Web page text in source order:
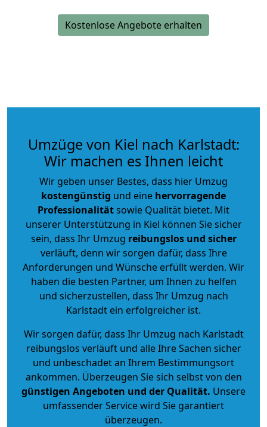
Kostenlose Angebote erhalten
Umzüge von Kiel nach Karlstadt:
Wir machen es Ihnen leicht
Wir geben unser Bestes, dass hier Umzug
kostengünstig und eine hervorragende
Professionalitätsowie Qualität bietet. Mit
unserer Unterstützung in Kiel können Sie sicher
sein, dass Ihr Umzug reibungslos und sicher
verläuft, denn wir sorgen dafür, dass Ihre
Anforderungen und Wünsche erfüllt werden. Wir
haben die besten Partner, um Ihnen zu helfen
und sicherzustellen, dass Ihr Umzug nach
Karlstadt ein erfolgreicher ist.
Wir sorgen dafür, dass Ihr Umzug nach Karlstadt
reibungslos verläuft und alle Ihre Sachen sicher
und unbeschadet an Ihrem Bestimmungsort
ankommen. Überzeugen Sie sich selbst von den
günstigen Angeboten und der Qualität. Unsere
umfassender Service wird Sie garantiert
überzeugen.